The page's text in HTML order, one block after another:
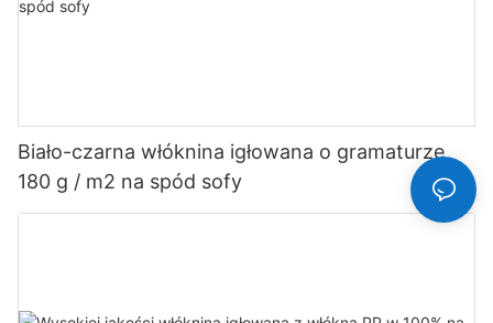
Biało-czarna włóknina igłowana o gramaturze
180 g / m2 na spód sofy